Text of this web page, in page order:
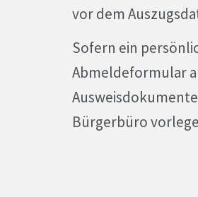
vor dem
Sofern ein
Abmeldeformular
Bürgerbüro